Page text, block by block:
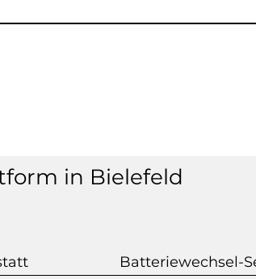
in Bielefeld
Batteriewechsel-